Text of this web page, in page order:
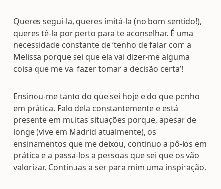
Queres segui-la, queres imitá-la (no bom sentido!),
queres tê-la por perto para te aconselhar. É uma
necessidade constante de ‘tenho de falar com a
Melissa porque sei que ela vai dizer-me alguma
coisa que me vai fazer tomar a decisão certa’!
Ensinou-me tanto do que sei hoje e do que ponho
em prática. Falo dela constantemente e está
presente em muitas situações porque, apesar de
longe (vive em Madrid atualmente), os
ensinamentos que me deixou, continuo a pô-los em
prática e a passá-los a pessoas que sei que os vão
valorizar. Continuas a ser para mim uma inspiração.